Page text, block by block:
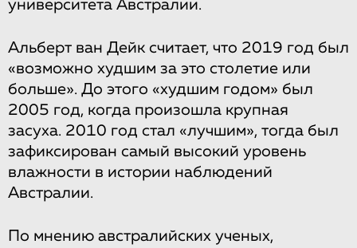
университета Австралии.
Альберт ван Дейк считает, что 2019 год был
«возможно худшим за это столетие или
больше». До этого «худшим годом» был
2005 год, когда произошла крупная
засуха. 2010 год стал «лучшим», тогда был
зафиксирован самый высокий уровень
влажности в истории наблюдений
Австралии.
По мнению австралийских ученых,